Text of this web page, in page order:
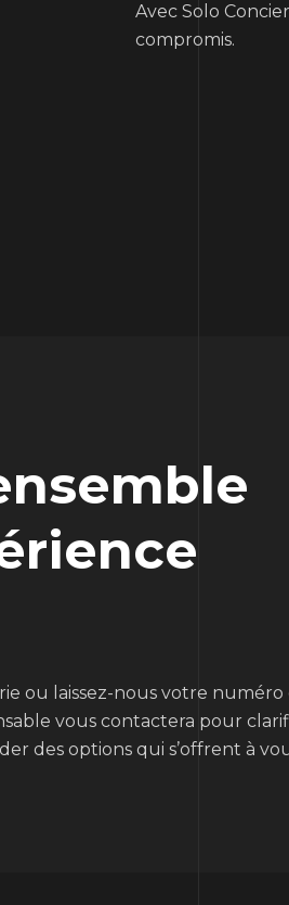
Avec Solo
compromis.
ou laissez-nous votre numéro
vous contactera pour
des options qui s’offrent à